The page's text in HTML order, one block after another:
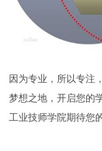
因为专业，所以专注
梦想之地，开启您的
工业技师学院期待您